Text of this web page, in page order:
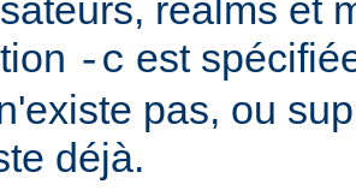
realms et
-c est
pas, ou
déjà.